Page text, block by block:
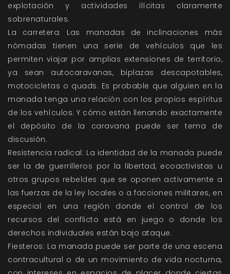
explotación y actividades ilícitas claramente
sobrenaturales.
La carretera: Las manadas de inclinaciones más
nómadas tienen una serie de vehículos que les
permiten viajar por amplias extensiones de territorio,
ya sean autocaravanas, biplazas descapotables,
motocicletas o quads. Es probable que alguien en la
manada tenga una relación con los propios espíritus
de los vehículos. Y cómo están llenando exactamente
el depósito de la caravana puede ser tema de
discusión.
Resistencia radical: La identidad de la manada puede
ser la de guerrilleros por la libertad, ecoactivistas u
otros grupos rebeldes que se oponen activamente a
las fuerzas de la ley locales o a facciones militares, en
especial en una región donde el control de los
recursos del conflicto está en juego o donde los
derechos individuales están bajo ataque.
Fiesteros: La manada puede ser parte de una escena
contracultural o de un movimiento de vida nocturna,